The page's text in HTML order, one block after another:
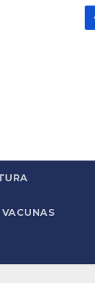
VACUNAS